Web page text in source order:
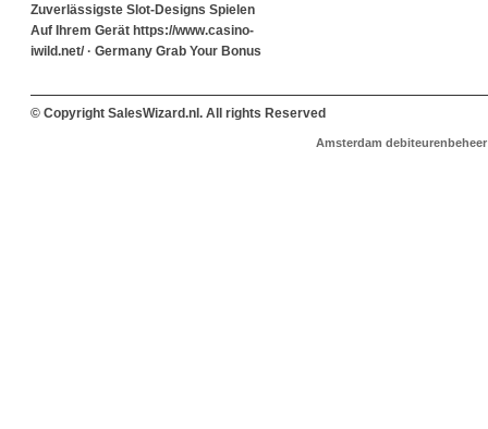
Zuverlässigste Slot-Designs Spielen
Auf Ihrem Gerät https://www.casino-
iwild.net/ · Germany Grab Your Bonus
© Copyright SalesWizard.nl. All rights Reserved
Amsterdam debiteurenbeheer